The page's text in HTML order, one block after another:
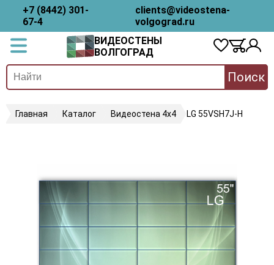
+7 (8442) 301-
67-4
clients@videostena-
volgograd.ru
ВИДЕОСТЕНЫ
ВОЛГОГРАД
Поиск
Главная Каталог Видеостена 4х4 LG 55VSH7J-H